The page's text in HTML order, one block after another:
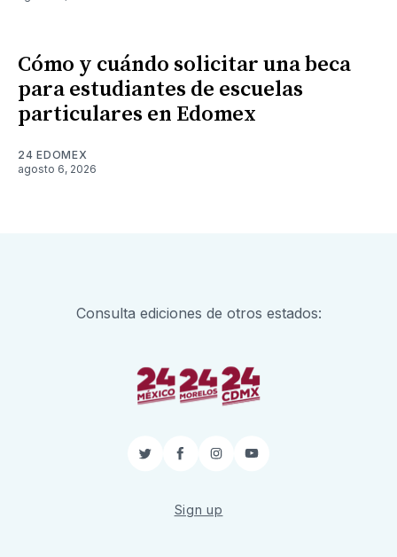
Cómo y cuándo solicitar una beca
para estudiantes de escuelas
particulares en Edomex
24 EDOMEX
agosto 6, 2026
Consulta ediciones de otros estados:
TwitterFacebook
InstagramYouTube
Sign up